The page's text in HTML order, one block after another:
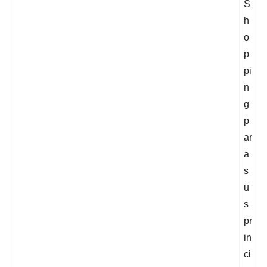
S
h
o
p
pi
n
g
p
ar
a
s
u
s
pr
in
ci